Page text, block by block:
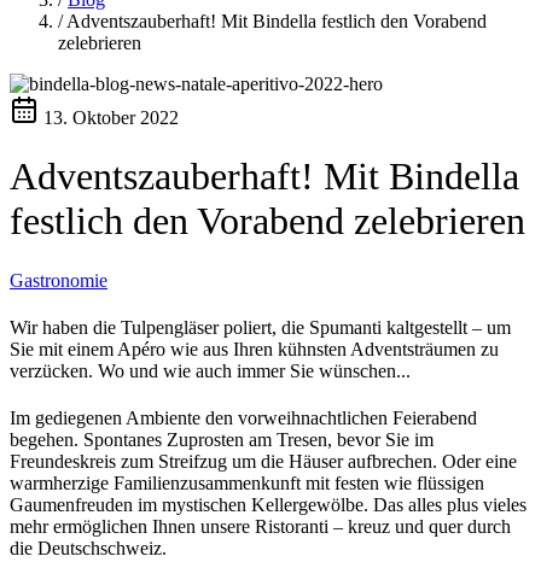
/ Adventszauberhaft! Mit Bindella festlich den Vorabend
zelebrieren
13. Oktober 2022
Adventszauberhaft! Mit Bindella
festlich den Vorabend zelebrieren
Gastronomie
Wir haben die Tulpengläser poliert, die Spumanti kaltgestellt – um
Sie mit einem Apéro wie aus Ihren kühnsten Adventsträumen zu
verzücken. Wo und wie auch immer Sie wünschen...
Im gediegenen Ambiente den vorweihnachtlichen Feierabend
begehen. Spontanes Zuprosten am Tresen, bevor Sie im
Freundeskreis zum Streifzug um die Häuser aufbrechen. Oder eine
warmherzige Familienzusammenkunft mit festen wie flüssigen
Gaumenfreuden im mystischen Kellergewölbe. Das alles plus vieles
mehr ermöglichen Ihnen unsere Ristoranti – kreuz und quer durch
die Deutschschweiz.